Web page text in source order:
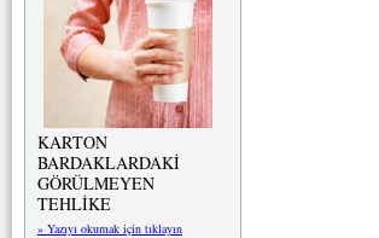
KARTON
BARDAKLARDAKİ
GÖRÜLMEYEN
TEHLİKE
» Yazıyı okumak için tıklayın